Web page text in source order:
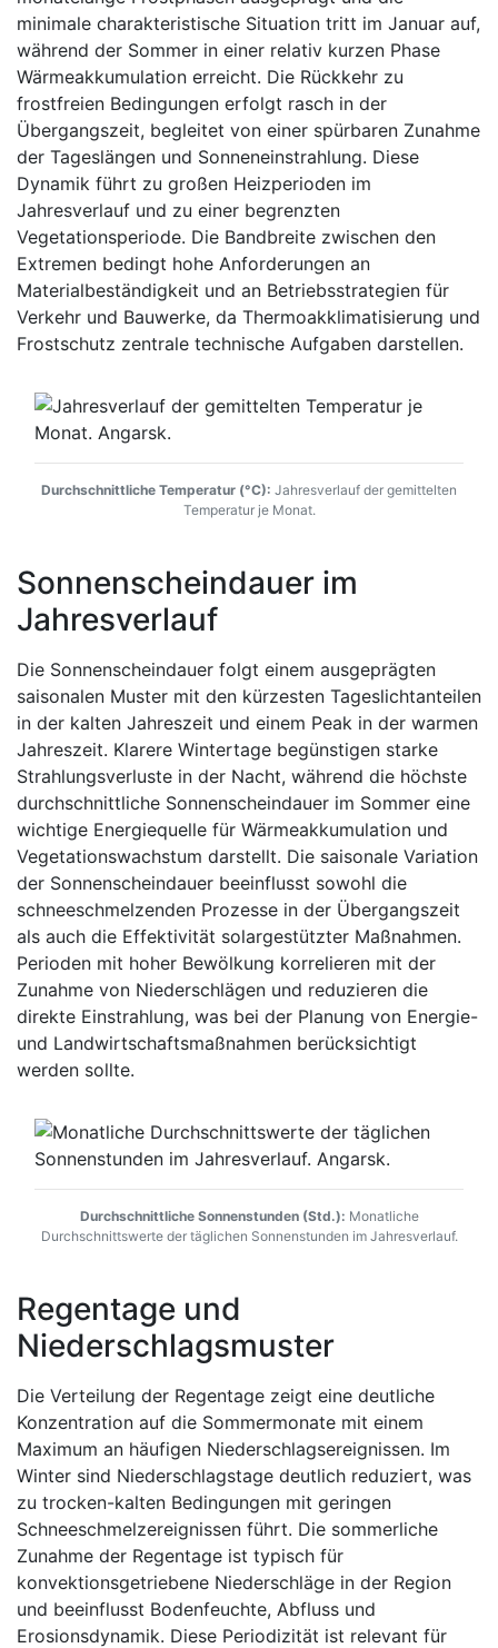
minimale charakteristische Situation tritt im Januar auf,
während der Sommer in einer relativ kurzen Phase
Wärmeakkumulation erreicht. Die Rückkehr zu
frostfreien Bedingungen erfolgt rasch in der
Übergangszeit, begleitet von einer spürbaren Zunahme
der Tageslängen und Sonneneinstrahlung. Diese
Dynamik führt zu großen Heizperioden im
Jahresverlauf und zu einer begrenzten
Vegetationsperiode. Die Bandbreite zwischen den
Extremen bedingt hohe Anforderungen an
Materialbeständigkeit und an Betriebsstrategien für
Verkehr und Bauwerke, da Thermoakklimatisierung und
Frostschutz zentrale technische Aufgaben darstellen.
Durchschnittliche Temperatur (°C): Jahresverlauf der gemittelten
Temperatur je Monat.
Sonnenscheindauer im
Jahresverlauf
Die Sonnenscheindauer folgt einem ausgeprägten
saisonalen Muster mit den kürzesten Tageslichtanteilen
in der kalten Jahreszeit und einem Peak in der warmen
Jahreszeit. Klarere Wintertage begünstigen starke
Strahlungsverluste in der Nacht, während die höchste
durchschnittliche Sonnenscheindauer im Sommer eine
wichtige Energiequelle für Wärmeakkumulation und
Vegetationswachstum darstellt. Die saisonale Variation
der Sonnenscheindauer beeinflusst sowohl die
schneeschmelzenden Prozesse in der Übergangszeit
als auch die Effektivität solargestützter Maßnahmen.
Perioden mit hoher Bewölkung korrelieren mit der
Zunahme von Niederschlägen und reduzieren die
direkte Einstrahlung, was bei der Planung von Energie-
und Landwirtschaftsmaßnahmen berücksichtigt
werden sollte.
Durchschnittliche Sonnenstunden (Std.): Monatliche
Durchschnittswerte der täglichen Sonnenstunden im Jahresverlauf.
Regentage und
Niederschlagsmuster
Die Verteilung der Regentage zeigt eine deutliche
Konzentration auf die Sommermonate mit einem
Maximum an häufigen Niederschlagsereignissen. Im
Winter sind Niederschlagstage deutlich reduziert, was
zu trocken-kalten Bedingungen mit geringen
Schneeschmelzereignissen führt. Die sommerliche
Zunahme der Regentage ist typisch für
konvektionsgetriebene Niederschläge in der Region
und beeinflusst Bodenfeuchte, Abfluss und
Erosionsdynamik. Diese Periodizität ist relevant für